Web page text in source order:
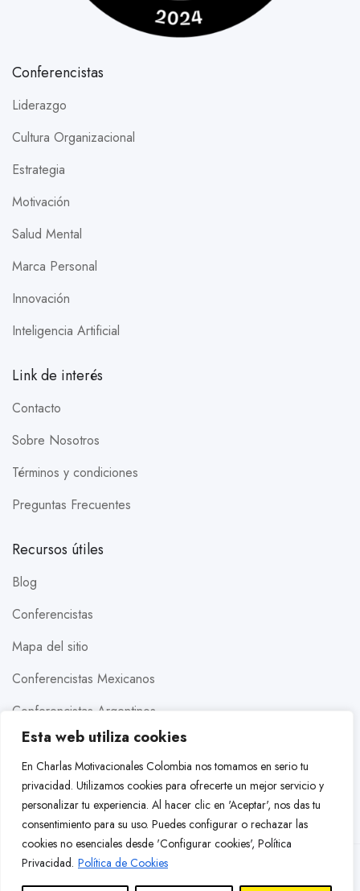
Esta web utiliza cookies
En Charlas Motivacionales Colombia nos tomamos en serio tu
privacidad. Utilizamos cookies para ofrecerte un mejor servicio y
personalizar tu experiencia. Al hacer clic en 'Aceptar', nos das tu
consentimiento para su uso. Puedes configurar o rechazar las
cookies no esenciales desde 'Configurar cookies', Política
Privacidad. Política de Cookies
Conferencistas
Liderazgo
Cultura Organizacional
Estrategia
Motivación
Salud Mental
Marca Personal
Innovación
Inteligencia Artificial
Link de interés
Contacto
Sobre Nosotros
Términos y condiciones
Preguntas Frecuentes
Recursos útiles
Blog
Conferencistas
Mapa del sitio
Conferencistas Mexicanos
Conferencistas Argentinos
Conferencistas Estados Unidos
Conferencistas Brasileros
Conferencistas Colombianos
© 2026 Charlas Motivacionales Colombia. Todos los